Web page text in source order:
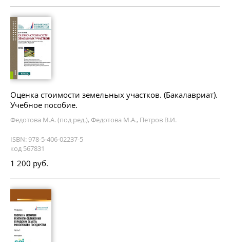
Оценка стоимости земельных участков. (Бакалавриат).
Учебное пособие.
Федотова М.А. (под ред.), Федотова М.А., Петров В.И.
ISBN: 978-5-406-02237-5
код 567831
1 200 руб.